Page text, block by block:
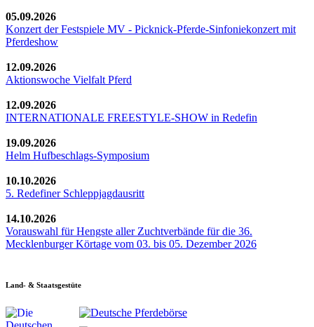
05.09.2026
Konzert der Festspiele MV - Picknick-Pferde-Sinfoniekonzert mit
Pferdeshow
12.09.2026
Aktionswoche Vielfalt Pferd
12.09.2026
INTERNATIONALE FREESTYLE-SHOW in Redefin
19.09.2026
Helm Hufbeschlags-Symposium
10.10.2026
5. Redefiner Schleppjagdausritt
14.10.2026
Vorauswahl für Hengste aller Zuchtverbände für die 36.
Mecklenburger Körtage vom 03. bis 05. Dezember 2026
Land- & Staatsgestüte